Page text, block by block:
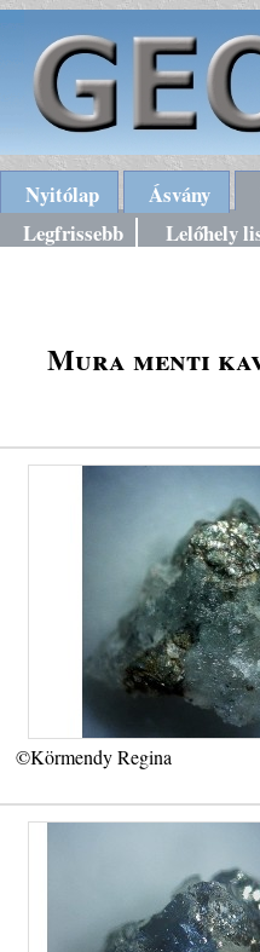
Nyitólap Ásvány
Legfrissebb
Lelőhely
Mura menti
©Körmendy Regina